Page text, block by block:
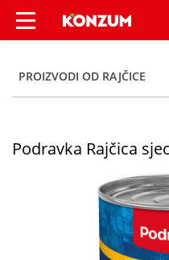
Podravka
PROIZVODI OD RAJČICE
Podravka Rajčica